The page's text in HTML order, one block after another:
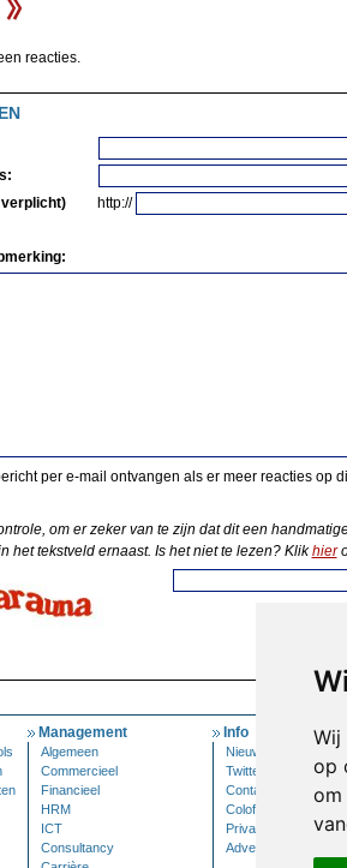
Wij
op
om
reacties.
http://
per e-mail ontvangen als er meer reacties op
om er zeker van te zijn dat dit een
het tekstveld ernaast. Is het niet te lezen? Klikhier
Management
Algemeen
Commercieel
Financieel
HRM
ICT
Consultancy
Info
Nieuwsbrief
Twitter
Contact
Colofon
Privacy
Adverteren